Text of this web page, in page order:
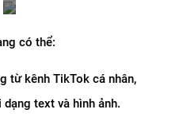
có thể:
từ kênh TikTok cá nhân,
text và hình ảnh.